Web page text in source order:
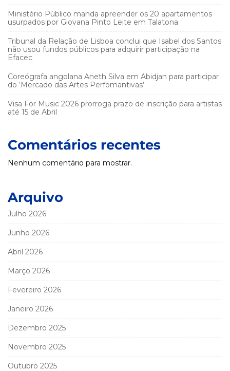
Ministério Público manda apreender os 20 apartamentos
usurpados por Giovana Pinto Leite em Talatona
Tribunal da Relação de Lisboa conclui que Isabel dos Santos
não usou fundos públicos para adquirir participação na
Efacec
Coreógrafa angolana Aneth Silva em Abidjan para participar
do ‘Mercado das Artes Perfomantivas’
Visa For Music 2026 prorroga prazo de inscrição para artistas
até 15 de Abril
Comentários recentes
Nenhum comentário para mostrar.
Arquivo
Julho 2026
Junho 2026
Abril 2026
Março 2026
Fevereiro 2026
Janeiro 2026
Dezembro 2025
Novembro 2025
Outubro 2025